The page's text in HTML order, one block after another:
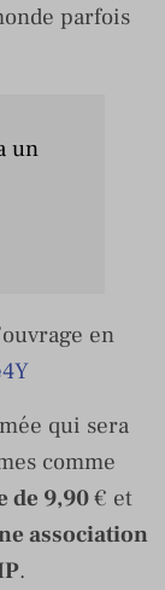
parfois
un
en
qui sera
comme
de 9,90€ et
association
.